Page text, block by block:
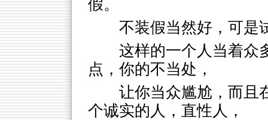
假。
不装假当然好，可是
这样的一个人当着众
点，你的不当处，
让你当众尴尬，而且
个诚实的人，直性人，